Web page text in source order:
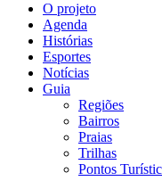
O projeto
Agenda
Histórias
Esportes
Notícias
Guia
Regiões
Bairros
Praias
Trilhas
Pontos